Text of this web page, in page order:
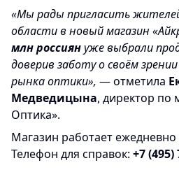
«Мы рады пригласить
области в новый магазин
млн россиянуже выбрали
доверив заботу о своём
рынка оптики», — отметила
Медведицына, директор по
Оптика».
Магазин работает ежедневно
Телефон для справок: +7 (495)